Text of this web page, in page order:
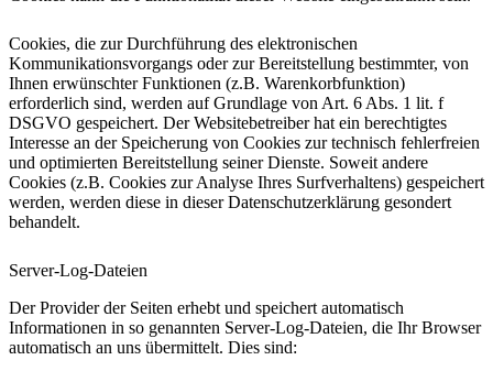
Cookies, die zur Durchführung des elektronischen
Kommunikationsvorgangs oder zur Bereitstellung bestimmter, von
Ihnen erwünschter Funktionen (z.B. Warenkorbfunktion)
erforderlich sind, werden auf Grundlage von Art. 6 Abs. 1 lit. f
DSGVO gespeichert. Der Websitebetreiber hat ein berechtigtes
Interesse an der Speicherung von Cookies zur technisch fehlerfreien
und optimierten Bereitstellung seiner Dienste. Soweit andere
Cookies (z.B. Cookies zur Analyse Ihres Surfverhaltens) gespeichert
werden, werden diese in dieser Datenschutzerklärung gesondert
behandelt.
Server-Log-Dateien
Der Provider der Seiten erhebt und speichert automatisch
Informationen in so genannten Server-Log-Dateien, die Ihr Browser
automatisch an uns übermittelt. Dies sind: